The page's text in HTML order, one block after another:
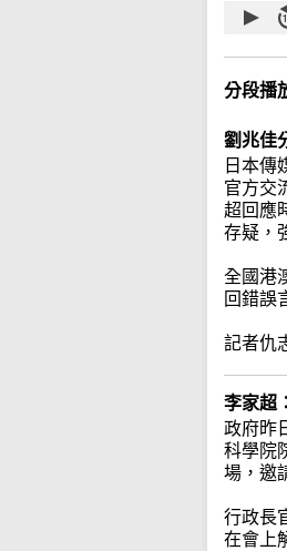
分段播
劉兆佳
日本傳
官方交
超回應
存疑，
全國港
回錯誤
記者仇
李家超
政府昨
科學院
場，邀
行政長
在會上